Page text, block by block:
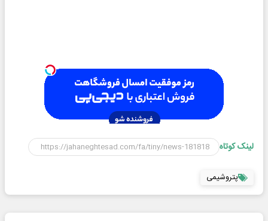
لینک کوتاه
پتروشیمی